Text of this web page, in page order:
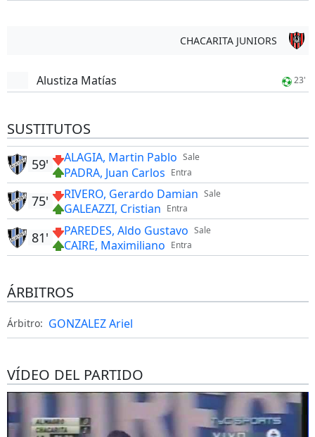
CHACARITA JUNIORS
Alustiza Matías 23'
SUSTITUTOS
Sale
ALAGIA, Martin Pablo
Entra
PADRA, Juan Carlos
59'
Sale
RIVERO, Gerardo Damian
Entra
GALEAZZI, Cristian
75'
Sale
PAREDES, Aldo Gustavo
Entra
CAIRE, Maximiliano
81'
ÁRBITROS
Árbitro: GONZALEZ Ariel
VÍDEO DEL PARTIDO